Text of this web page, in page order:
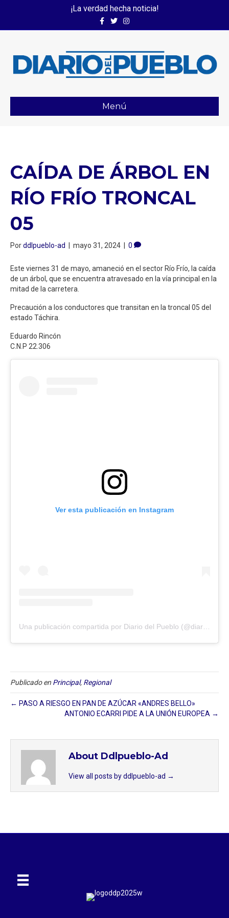
¡La verdad hecha noticia!
FacebookTwitterInstagram
Menú
CAÍDA DE ÁRBOL EN
RÍO FRÍO TRONCAL
05
Porddlpueblo-ad | mayo 31, 2024 | 0
Este viernes 31 de mayo, amaneció en el sector Río Frío, la caída
de un árbol, que se encuentra atravesado en la vía principal en la
mitad de la carretera.
Precaución a los conductores que transitan en la troncal 05 del
estado Táchira.
Eduardo Rincón
C.N.P 22.306
Ver esta publicación en Instagram
Publicado en Principal, Regional
← PASO A RIESGO EN PAN DE AZÚCAR «ANDRES BELLO»
ANTONIO ECARRI PIDE A LA UNIÓN EUROPEA →
About Ddlpueblo-Ad
View all posts by ddlpueblo-ad →